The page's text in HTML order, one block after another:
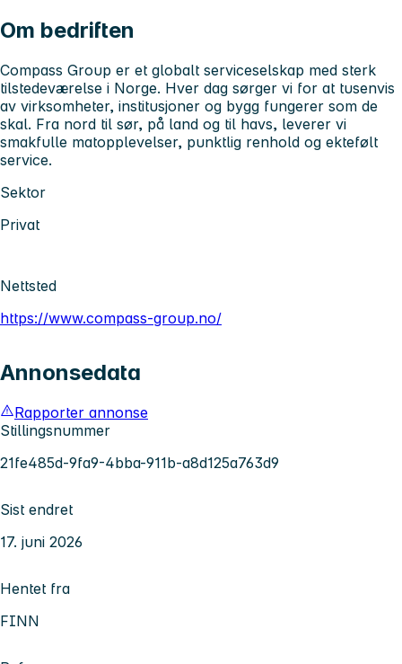
Om bedriften
Compass Group er et globalt serviceselskap med sterk
tilstedeværelse i Norge. Hver dag sørger vi for at tusenvis
av virksomheter, institusjoner og bygg fungerer som de
skal. Fra nord til sør, på land og til havs, leverer vi
smakfulle matopplevelser, punktlig renhold og ektefølt
service.
Sektor
Privat
Nettsted
https://www.compass-group.no/
Annonsedata
Rapporter annonse
Stillingsnummer
21fe485d-9fa9-4bba-911b-a8d125a763d9
Sist endret
17. juni 2026
Hentet fra
FINN